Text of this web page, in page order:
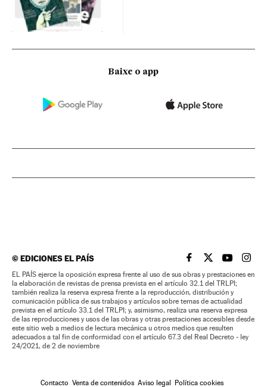
Baixe o app
©EDICIONES EL PAÍS EL PAÍS BRASIL EN
EL PAÍSEL PAÍS
EL
EL PAÍS ejerce la oposición expresa frente al uso de sus obras y prestaciones en
la elaboración de revistas de prensa prevista en el artículo 32.1 del TRLPI;
también realiza la reserva expresa frente a la reproducción, distribución y
comunicación pública de sus trabajos y artículos sobre temas de actualidad
prevista en el artículo 33.1 del TRLPI; y, asimismo, realiza una reserva expresa
de las reproducciones y usos de las obras y otras prestaciones accesibles desde
este sitio web a medios de lectura mecánica u otros medios que resulten
adecuados a tal fin de conformidad con el artículo 67.3 del Real Decreto - ley
24/2021, de 2 de noviembre
Contacto Venta de contenidos Aviso legal Política cookies